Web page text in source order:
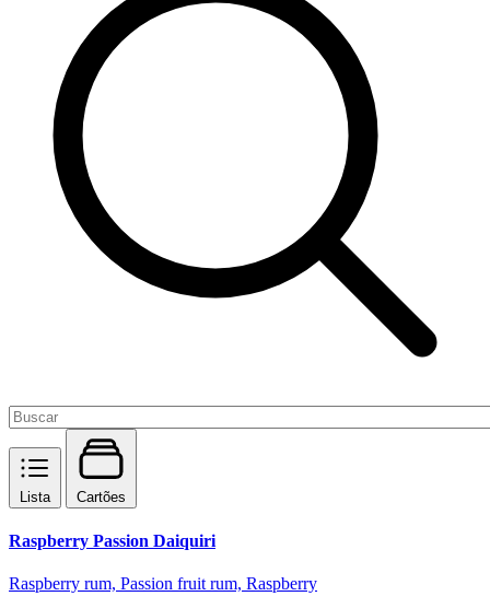
Lista Cartões
Raspberry Passion Daiquiri
Raspberry rum, Passion fruit rum, Raspberry